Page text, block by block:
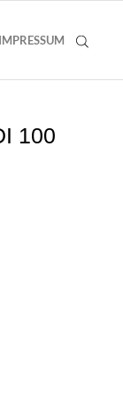
IMPRESSUM
100